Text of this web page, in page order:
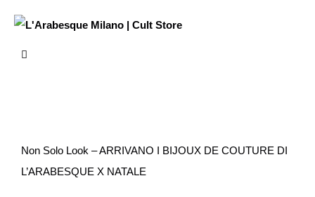
Non Solo Look – ARRIVANO I BIJOUX DE COUTURE DI
L’ARABESQUE X NATALE